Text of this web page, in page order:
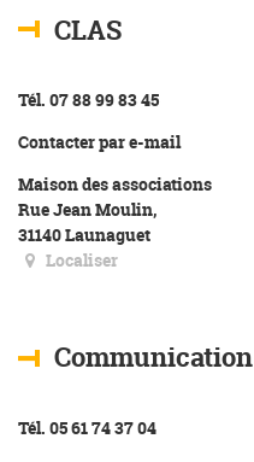
CLAS
Tél. 07 88 99 83 45
Contacter par e-mail
Maison des associations
Rue Jean Moulin,
31140 Launaguet
Localiser
Communication
Tél. 05 61 74 37 04